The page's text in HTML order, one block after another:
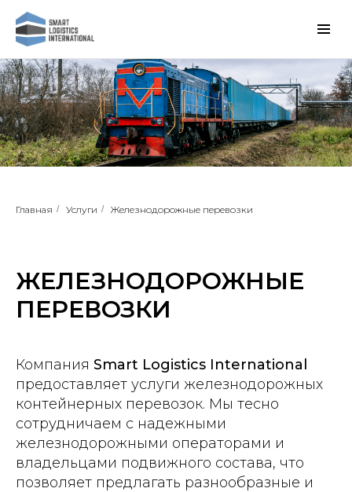
Главная / Услуги / Железнодорожные перевозки
ЖЕЛЕЗНОДОРОЖНЫЕ
ПЕРЕВОЗКИ
Компания Smart Logistics International
предоставляет услуги железнодорожных
контейнерных перевозок. Мы тесно
сотрудничаем с надежными
железнодорожными операторами и
владельцами подвижного состава, что
позволяет предлагать разнообразные и